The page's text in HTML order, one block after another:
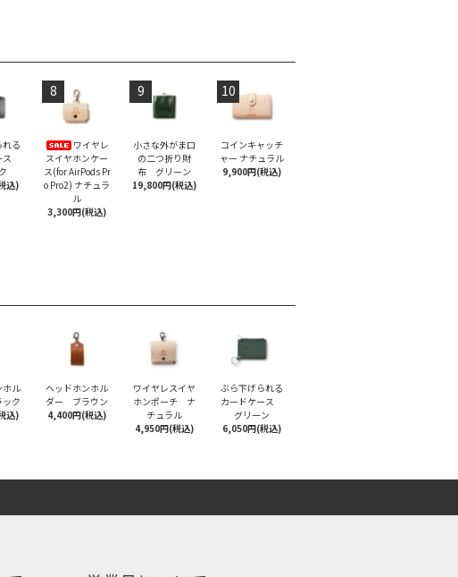
る
ス
込)
8
ワイヤレ
スイヤホンケー
ス(for AirPods Pr
o Pro2) ナチュラ
ル
3,300円(税込)
9
小さな外がま口
の二つ折り財
布 グリーン
19,800円(税込)
10
コインキャッチ
ャー ナチュラル
9,900円(税込)
ホル
ク
込)
ヘッドホンホル
ダー ブラウン
4,400円(税込)
ワイヤレスイヤ
ホンポーチ ナ
チュラル
4,950円(税込)
ぶら下げられる
カードケース
グリーン
6,050円(税込)